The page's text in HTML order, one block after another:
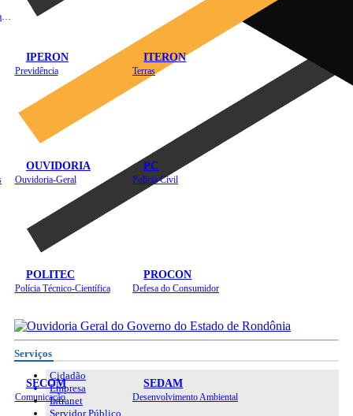
IPERON
Previdência
ITERON
Terras
OUVIDORIA
Ouvidoria-Geral
PC
Polícia Civil
POLITEC
Polícia Técnico-Científica
PROCON
Defesa do Consumidor
SECOM
Comunicação
SEDAM
Desenvolvimento Ambiental
Serviços
Cidadão
Empresa
Intranet
Servidor Público